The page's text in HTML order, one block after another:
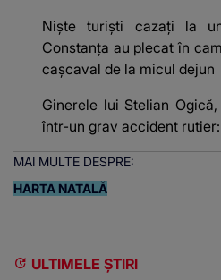
Niște turiști cazați la
Constanța au plecat în
cașcaval de la micul dejun
Ginerele lui Stelian
într-un grav accident rutier:
MAI MULTE DESPRE:
HARTA NATALĂ
ULTIMELE ȘTIRI